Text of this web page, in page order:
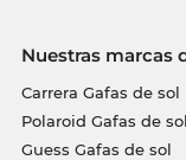
Nuestras marcas
Carrera Gafas de sol
Polaroid Gafas de sol
Guess Gafas de sol